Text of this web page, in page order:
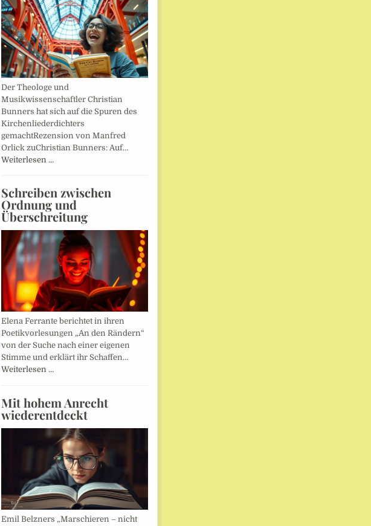
Der Theologe und
Musikwissenschaftler Christian
Bunners hat sich auf die Spuren des
Kirchenliederdichters
gemachtRezension von Manfred
Orlick zuChristian Bunners: Auf…
Weiterlesen …
Schreiben zwischen
Ordnung und
Überschreitung
Elena Ferrante berichtet in ihren
Poetikvorlesungen „An den Rändern“
von der Suche nach einer eigenen
Stimme und erklärt ihr Schaffen…
Weiterlesen …
Mit hohem Anrecht
wiederentdeckt
Emil Belzners „Marschieren – nicht